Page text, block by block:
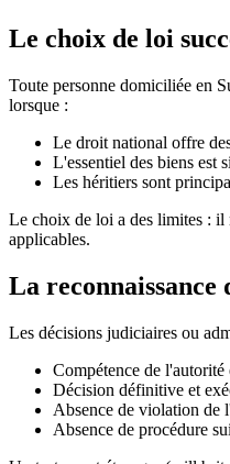
Le choix de loi
Toute personne domiciliée en
lorsque :
Le droit national offre
L'essentiel des biens est
Les héritiers sont
Le choix de loi a des limites : il
applicables.
La reconnaissance
Les décisions judiciaires ou
Compétence de l'autorité
Décision définitive et
Absence de violation de
Absence de procédure